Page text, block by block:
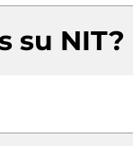
su NIT?